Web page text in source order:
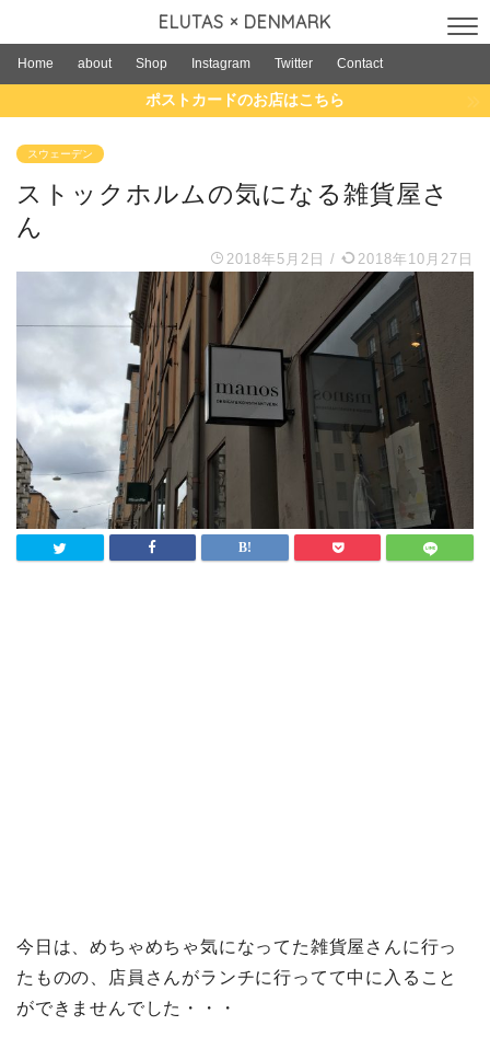
ELUTAS × DENMARK
Home about Shop Instagram Twitter Contact
ポストカードのお店はこちら
スウェーデン
ストックホルムの気になる雑貨屋さ
ん
2018年5月2日 / 2018年10月27日
今日は、めちゃめちゃ気になってた雑貨屋さんに行っ
たものの、店員さんがランチに行ってて中に入ること
ができませんでした・・・